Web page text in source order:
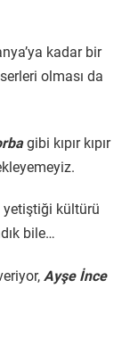
kadar bir
olması da
gibi kıpır kıpır
yetiştiği kültürü
bile…
Ayşe İnce